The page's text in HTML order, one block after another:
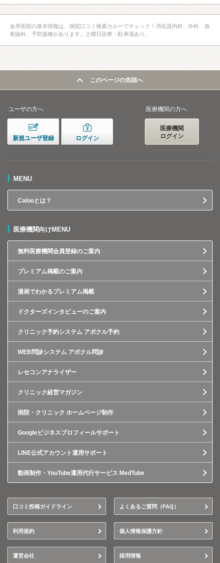
金井医院の基本情報は、病院口コミ検索カルーでチェック！消化器内科、外科、放
射線科、予防接種があります。土曜日診察・駐車場あり。
このページの先頭へ
ユーザの方へ
新規ユーザ登録 ログイン
医療機関の方へ
医療機関
ログイン
MENU
Calooとは？
医療機関向けMENU
無料医療機関会員登録のご案内
プレミアム掲載のご案内
漫画でわかるプレミアム掲載
ドクターズインタビューのご案内
クリニック予約システム アポクル予約
WEB問診システム アポクル問診
レセコンアナライザー
クリニック経営マガジン
病院・クリニック ホームページ制作
Googleビジネスプロフィールサポート
LINE公式アカウント運用サポート
動画制作・YouTube運用代行サービス MedTube
口コミ投稿ガイドライン よくあるご質問（FAQ）
利用規約 個人情報保護方針
運営会社 採用情報